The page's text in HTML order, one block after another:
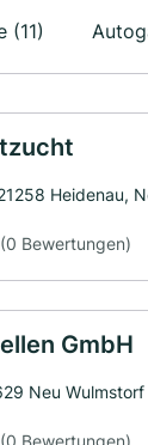
(11)
Heidenau,
(0 Bewertungen)
GmbH
Neu Wulmstorf
(0 Bewertungen)